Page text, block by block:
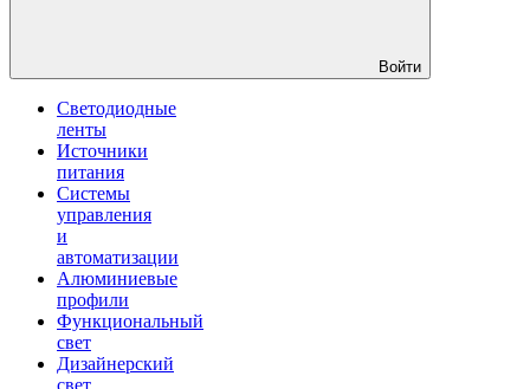
Войти
Светодиодные
ленты
Источники
питания
Системы
управления
и
автоматизации
Алюминиевые
профили
Функциональный
свет
Дизайнерский
свет